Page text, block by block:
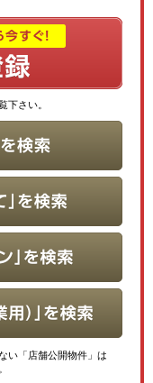
下さい。
い「店舗公開物件」は